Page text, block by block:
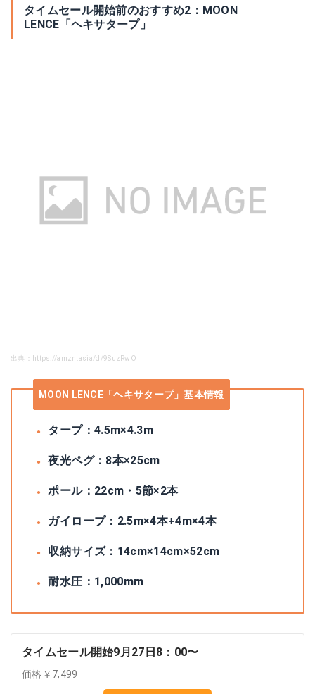
タイムセール開始前のおすすめ2：MOON
LENCE「ヘキサタープ」
出典：https://amzn.asia/d/9SuzRwO
MOON LENCE「ヘキサタープ」基本情報
タープ：4.5m×4.3m
夜光ペグ：8本×25cm
ポール：22cm・5節×2本
ガイロープ：2.5m×4本+4m×4本
収納サイズ：14cm×14cm×52cm
耐水圧：1,000mm
タイムセール開始9月27日8：00〜
価格￥7,499